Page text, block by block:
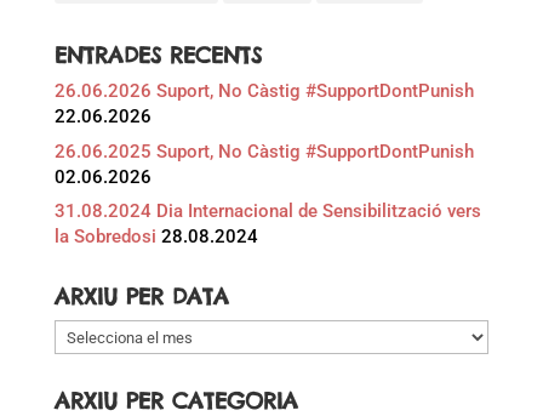
ENTRADES RECENTS
26.06.2026 Suport, No Càstig #SupportDontPunish
22.06.2026
26.06.2025 Suport, No Càstig #SupportDontPunish
02.06.2026
31.08.2024 Dia Internacional de Sensibilització vers
la Sobredosi 28.08.2024
ARXIU PER DATA
Arxiu
per
ARXIU PER CATEGORIA